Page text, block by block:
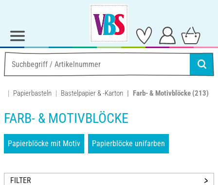
Papierbasteln Bastelpapier & -Karton Farb- & Motivblöcke (213)
FARB- & MOTIVBLÖCKE
Papierblöcke mit Motiv Papierblöcke unifarben
FILTER